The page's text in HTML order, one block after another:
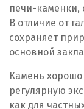
печи-каменки,
В отличие от
сохраняет
основной
Камень
регулярную
как для